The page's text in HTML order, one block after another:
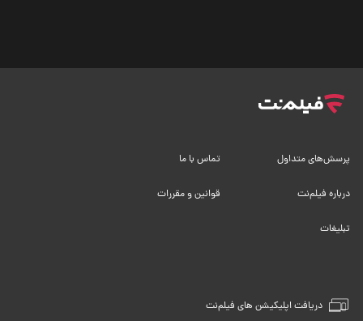
دریافت اپلیکیشن های فیلم‌نت
پرسش‌های متداول تماس با ما
درباره فیلم‌نت قوانین و مقررات
تبلیغات